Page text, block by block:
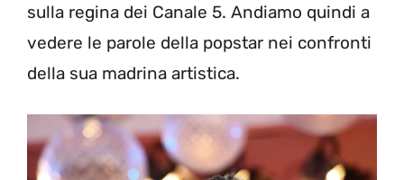
sulla regina dei Canale 5. Andiamo quindi a
vedere le parole della popstar nei confronti
della sua madrina artistica.